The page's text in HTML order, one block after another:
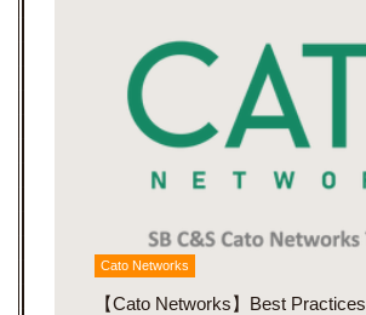
Cato Networks
【Cato Networks】Best Practices